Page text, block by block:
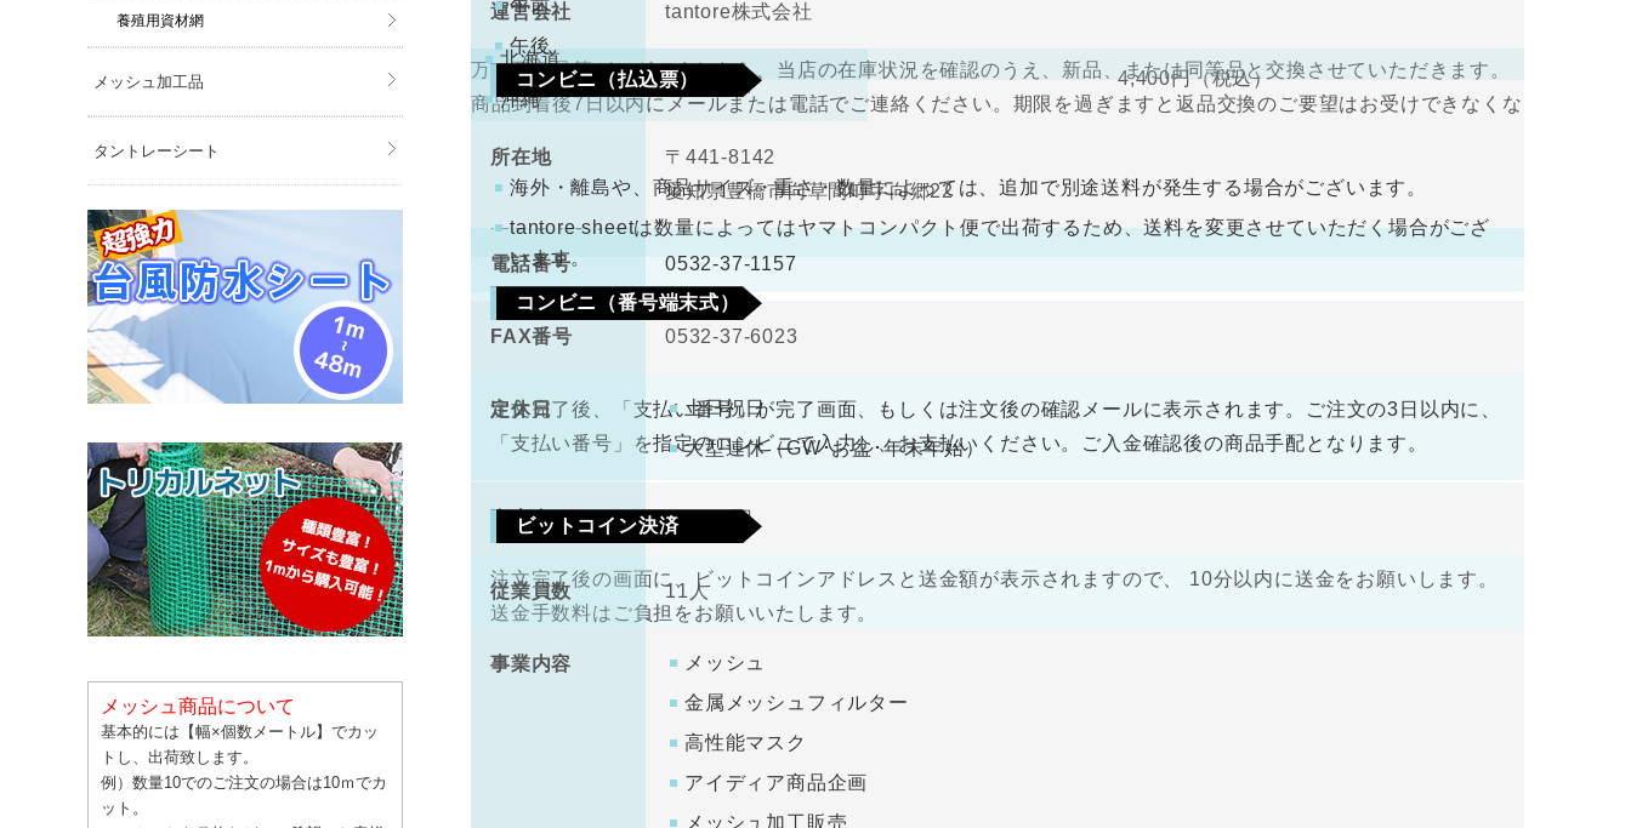
コンビニ（払込票）
コンビニ払込票が郵送で届きます。決済依頼日より6日以内にご入金をお願い致します。ご入金確認後の商品手
配となります。
コンビニ（番号端末式）
注文完了後、「支払い番号」が完了画面、もしくは注文後の確認メールに表示されます。ご注文の3日以内に、
「支払い番号」を指定のコンビニで入力し、お支払いください。ご入金確認後の商品手配となります。
ビットコイン決済
注文完了後の画面に、ビットコインアドレスと送金額が表示されますので、 10分以内に送金をお願いします。
送金手数料はご負担をお願いいたします。
北海道
沖縄
4,400円（税込）
海外・離島や、商品サイズ・重さ・数量によっては、追加で別途送料が発生する場合がございます。
tantore sheetは数量によってはヤマトコンパクト便で出荷するため、送料を変更させていただく場合がござ
います。
不良品
万一不良品等がございましたら、当店の在庫状況を確認のうえ、新品、または同等品と交換させていただきます。
商品到着後7日以内にメールまたは電話でご連絡ください。期限を過ぎますと返品交換のご要望はお受けできなくな
午前
午後
運営会社 tantore株式会社
代表取締役 中河原 毅
所在地
〒441-8142
愛知県豊橋市向草間町字向郷22
電話番号 0532-37-1157
FAX番号 0532-37-6023
定休日
土日祝日
大型連休（GW･お盆･年末年始）
資本金 1000万円
従業員数 11人
事業内容
メッシュ
金属メッシュフィルター
高性能マスク
アイディア商品企画
メッシュ加工販売
養殖用資材網
メッシュ加工品
タントレーシート
メッシュ商品について
基本的には【幅×個数メートル】でカッ
トし、出荷致します。
例）数量10でのご注文の場合は10ｍでカ
ット。